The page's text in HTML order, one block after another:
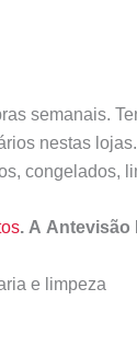
semanais.
nestas
congelados,
. A Antevisão
e limpeza